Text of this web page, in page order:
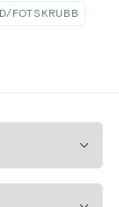
FOTSKRUBB